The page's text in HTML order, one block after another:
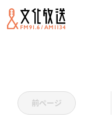
前ページ